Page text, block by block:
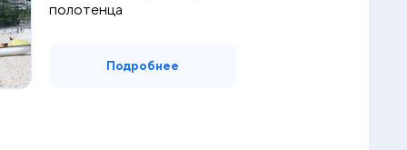
полотенца
Подробнее